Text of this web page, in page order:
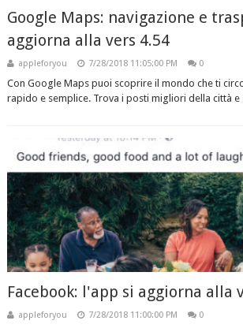
Google Maps: navigazione e
aggiorna alla vers 4.54
appleforyou 7/28/2018 11:05:00 PM 0
Con Google Maps puoi scoprire il mondo che ti
rapido e semplice. Trova i posti migliori della città e
Facebook: l'app si aggiorna alla
appleforyou 7/28/2018 11:00:00 PM 0